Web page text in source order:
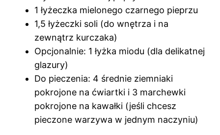
1 łyżeczka mielonego czarnego pieprzu
1,5 łyżeczki soli (do wnętrza i na
zewnątrz kurczaka)
Opcjonalnie: 1 łyżka miodu (dla delikatnej
glazury)
Do pieczenia: 4 średnie ziemniaki
pokrojone na ćwiartki i 3 marchewki
pokrojone na kawałki (jeśli chcesz
pieczone warzywa w jednym naczyniu)